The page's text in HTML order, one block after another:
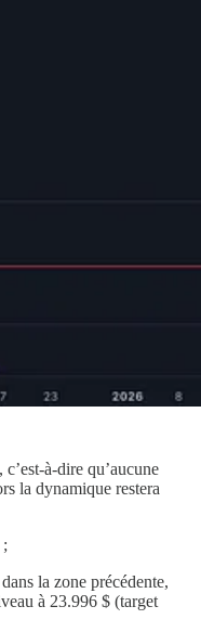
à-dire qu’aucune
la dynamique restera
la zone précédente,
à 23.996 $ (target